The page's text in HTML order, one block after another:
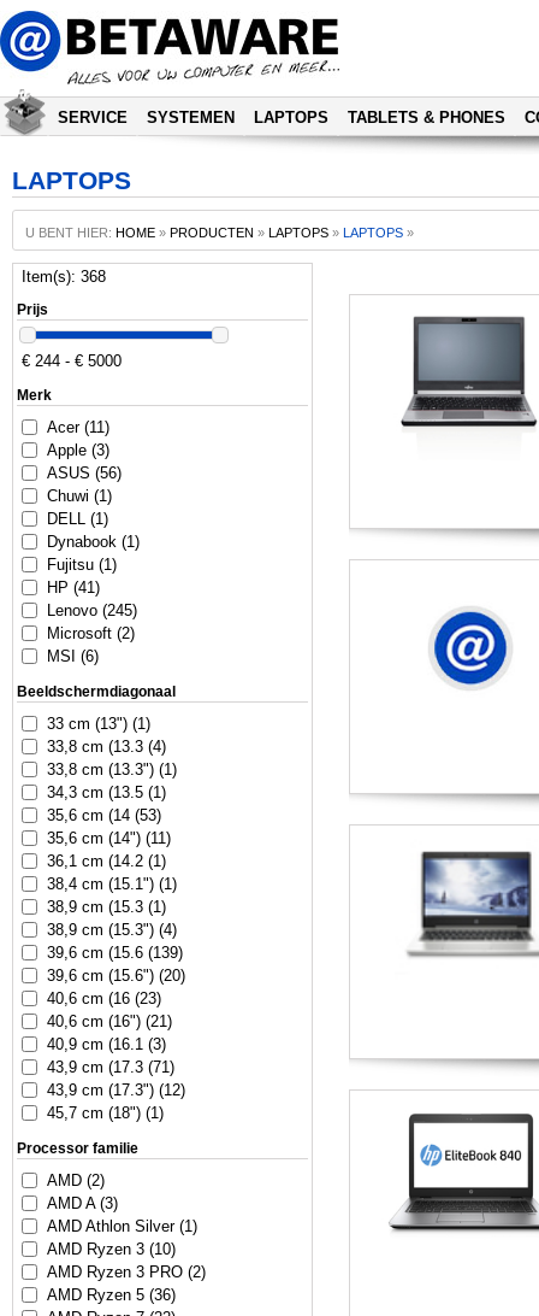
SERVICE SYSTEMEN LAPTOPS TABLETS & PHONES
LAPTOPS
U BENT HIER: HOME » PRODUCTEN » LAPTOPS » LAPTOPS »
Item(s): 368
Prijs
€ 244 - € 5000
Merk
Acer (11)
Apple (3)
ASUS (56)
Chuwi (1)
DELL (1)
Dynabook (1)
Fujitsu (1)
HP (41)
Lenovo (245)
Microsoft (2)
MSI (6)
Beeldschermdiagonaal
33 cm (13") (1)
33,8 cm (13.3 (4)
33,8 cm (13.3") (1)
34,3 cm (13.5 (1)
35,6 cm (14 (53)
35,6 cm (14") (11)
36,1 cm (14.2 (1)
38,4 cm (15.1") (1)
38,9 cm (15.3 (1)
38,9 cm (15.3") (4)
39,6 cm (15.6 (139)
39,6 cm (15.6") (20)
40,6 cm (16 (23)
40,6 cm (16") (21)
40,9 cm (16.1 (3)
43,9 cm (17.3 (71)
43,9 cm (17.3") (12)
45,7 cm (18") (1)
Processor familie
AMD (2)
AMD A (3)
AMD Athlon Silver (1)
AMD Ryzen 3 (10)
AMD Ryzen 3 PRO (2)
AMD Ryzen 5 (36)